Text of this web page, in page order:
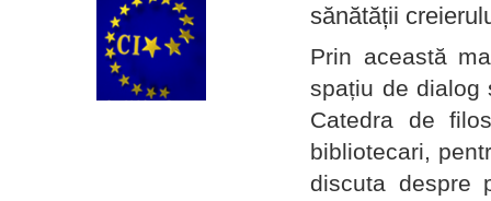
sănătății
Prin această
spațiu de dialog
Catedra de
bibliotecari,
discuta despre